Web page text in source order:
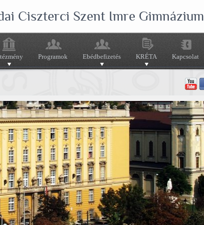
Ciszterci Szent Imre Gimnázium
Programok Ebédbefizetés KRÉTA Kapcsolat